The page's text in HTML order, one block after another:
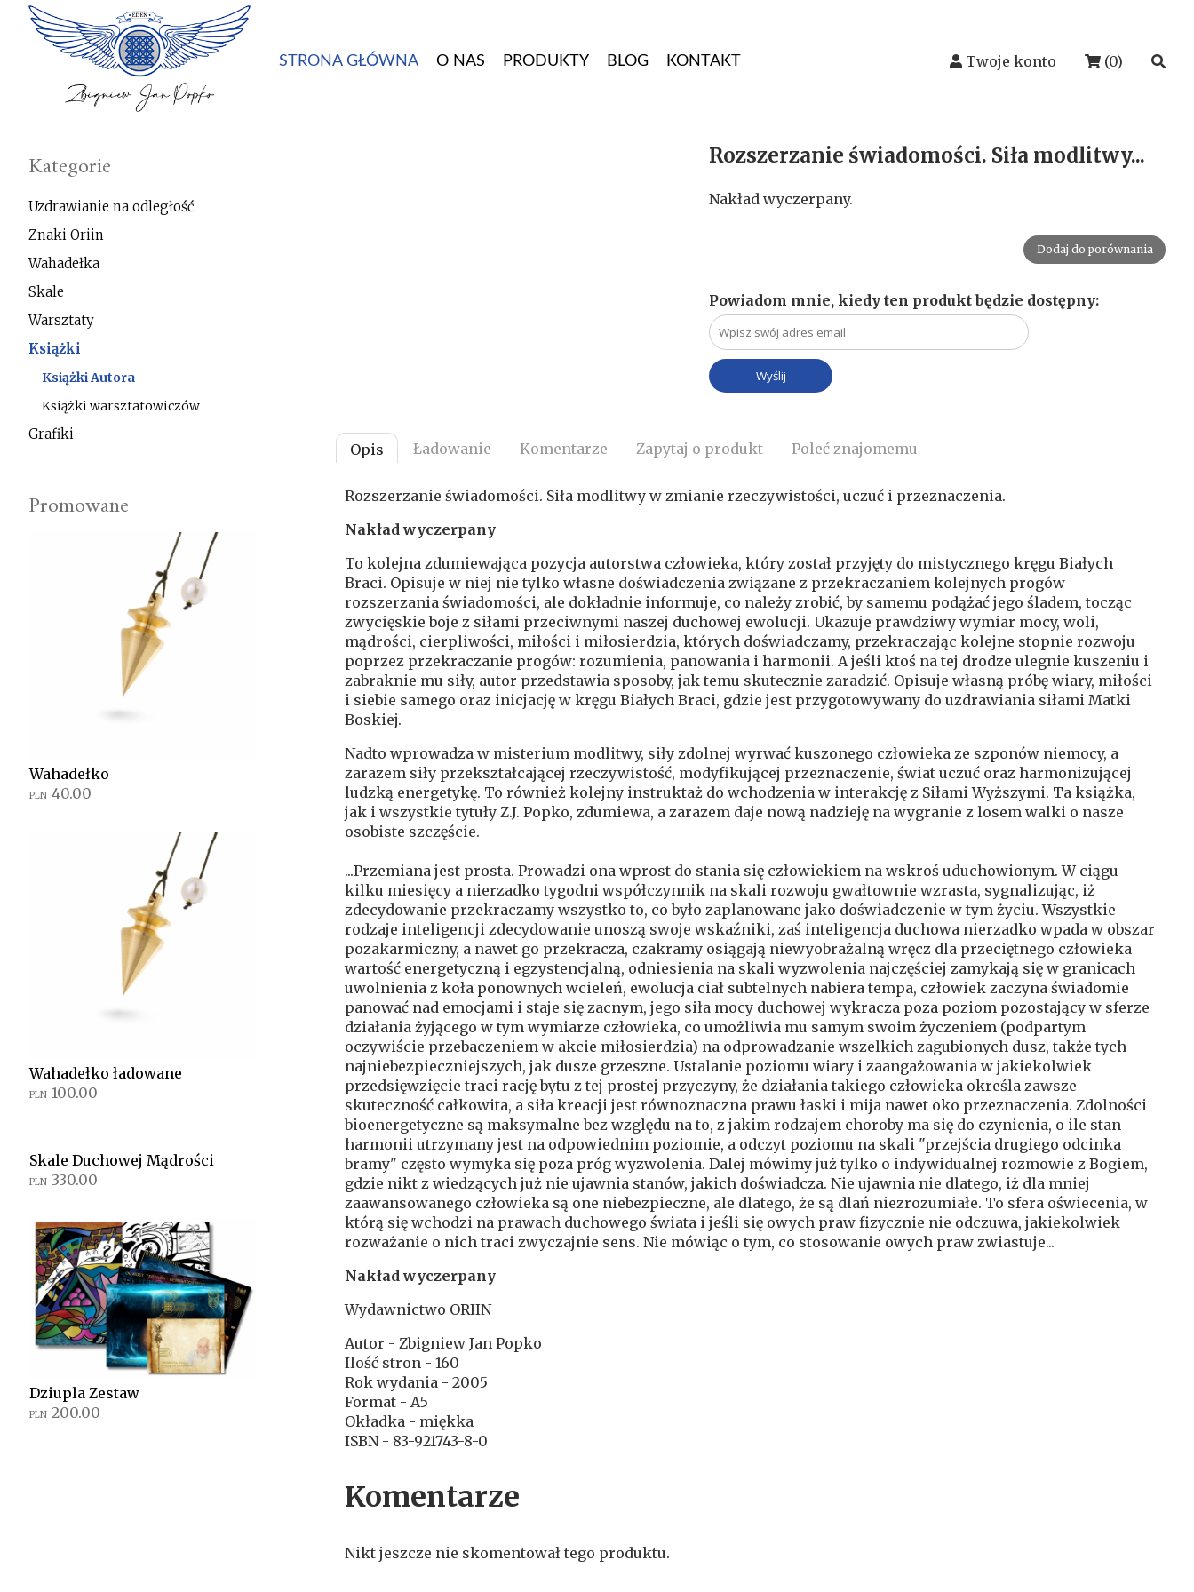
STRONA GŁÓWNA O NAS PRODUKTY BLOG KONTAKT Twoje konto (0)
Rozszerzanie świadomości. Siła modlitwy...
Nakład wyczerpany.
Dodaj do porównania
Powiadom mnie, kiedy ten produkt będzie dostępny:
Opis Ładowanie Komentarze Zapytaj o produkt Poleć znajomemu
Rozszerzanie świadomości. Siła modlitwy w zmianie rzeczywistości, uczuć i przeznaczenia.
Nakład wyczerpany
To kolejna zdumiewająca pozycja autorstwa człowieka, który został przyjęty do mistycznego kręgu Białych
Braci. Opisuje w niej nie tylko własne doświadczenia związane z przekraczaniem kolejnych progów
rozszerzania świadomości, ale dokładnie informuje, co należy zrobić, by samemu podążać jego śladem, tocząc
zwycięskie boje z siłami przeciwnymi naszej duchowej ewolucji. Ukazuje prawdziwy wymiar mocy, woli,
mądrości, cierpliwości, miłości i miłosierdzia, których doświadczamy, przekraczając kolejne stopnie rozwoju
poprzez przekraczanie progów: rozumienia, panowania i harmonii. A jeśli ktoś na tej drodze ulegnie kuszeniu i
zabraknie mu siły, autor przedstawia sposoby, jak temu skutecznie zaradzić. Opisuje własną próbę wiary, miłości
i siebie samego oraz inicjację w kręgu Białych Braci, gdzie jest przygotowywany do uzdrawiania siłami Matki
Boskiej.
Nadto wprowadza w misterium modlitwy, siły zdolnej wyrwać kuszonego człowieka ze szponów niemocy, a
zarazem siły przekształcającej rzeczywistość, modyfikującej przeznaczenie, świat uczuć oraz harmonizującej
ludzką energetykę. To również kolejny instruktaż do wchodzenia w interakcję z Siłami Wyższymi. Ta książka,
jak i wszystkie tytuły Z.J. Popko, zdumiewa, a zarazem daje nową nadzieję na wygranie z losem walki o nasze
osobiste szczęście.
...Przemiana jest prosta. Prowadzi ona wprost do stania się człowiekiem na wskroś uduchowionym. W ciągu
kilku miesięcy a nierzadko tygodni współczynnik na skali rozwoju gwałtownie wzrasta, sygnalizując, iż
zdecydowanie przekraczamy wszystko to, co było zaplanowane jako doświadczenie w tym życiu. Wszystkie
rodzaje inteligencji zdecydowanie unoszą swoje wskaźniki, zaś inteligencja duchowa nierzadko wpada w obszar
pozakarmiczny, a nawet go przekracza, czakramy osiągają niewyobrażalną wręcz dla przeciętnego człowieka
wartość energetyczną i egzystencjalną, odniesienia na skali wyzwolenia najczęściej zamykają się w granicach
uwolnienia z koła ponownych wcieleń, ewolucja ciał subtelnych nabiera tempa, człowiek zaczyna świadomie
panować nad emocjami i staje się zacnym, jego siła mocy duchowej wykracza poza poziom pozostający w sferze
działania żyjącego w tym wymiarze człowieka, co umożliwia mu samym swoim życzeniem (podpartym
oczywiście przebaczeniem w akcie miłosierdzia) na odprowadzanie wszelkich zagubionych dusz, także tych
najniebezpieczniejszych, jak dusze grzeszne. Ustalanie poziomu wiary i zaangażowania w jakiekolwiek
przedsięwzięcie traci rację bytu z tej prostej przyczyny, że działania takiego człowieka określa zawsze
skuteczność całkowita, a siła kreacji jest równoznaczna prawu łaski i mija nawet oko przeznaczenia. Zdolności
bioenergetyczne są maksymalne bez względu na to, z jakim rodzajem choroby ma się do czynienia, o ile stan
harmonii utrzymany jest na odpowiednim poziomie, a odczyt poziomu na skali "przejścia drugiego odcinka
bramy" często wymyka się poza próg wyzwolenia. Dalej mówimy już tylko o indywidualnej rozmowie z Bogiem,
gdzie nikt z wiedzących już nie ujawnia stanów, jakich doświadcza. Nie ujawnia nie dlatego, iż dla mniej
zaawansowanego człowieka są one niebezpieczne, ale dlatego, że są dlań niezrozumiałe. To sfera oświecenia, w
którą się wchodzi na prawach duchowego świata i jeśli się owych praw fizycznie nie odczuwa, jakiekolwiek
rozważanie o nich traci zwyczajnie sens. Nie mówiąc o tym, co stosowanie owych praw zwiastuje...
Nakład wyczerpany
Wydawnictwo ORIIN
Autor - Zbigniew Jan Popko
Ilość stron - 160
Rok wydania - 2005
Format - A5
Okładka - miękka
ISBN - 83-921743-8-0
Komentarze
Nikt jeszcze nie skomentował tego produktu.
Kategorie
Uzdrawianie na odległość
Znaki Oriin
Wahadełka
Skale
Warsztaty
Książki
Książki Autora
Książki warsztatowiczów
Grafiki
Promowane
Wahadełko
PLN 40.00
Wahadełko ładowane
PLN 100.00
Skale Duchowej Mądrości
PLN 330.00
Dziupla Zestaw
PLN 200.00